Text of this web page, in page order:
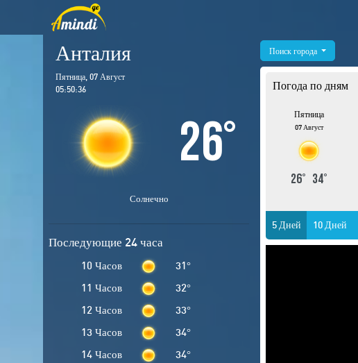
Анталия
Пятница, 07 Август
05:50:37
26°
Солнечно
Последующие 24 часа
10 Часов 31°
11 Часов
32°
12 Часов
33°
13 Часов
34°
14 Часов
34°
Поиск города
Погода по дням
Пятница
07 Август
26° 34°
5 Дней 10 Дней